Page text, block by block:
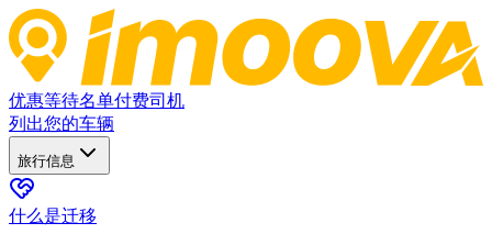
优惠等待名单付费司机
列出您的车辆
旅行信息
什么是迁移